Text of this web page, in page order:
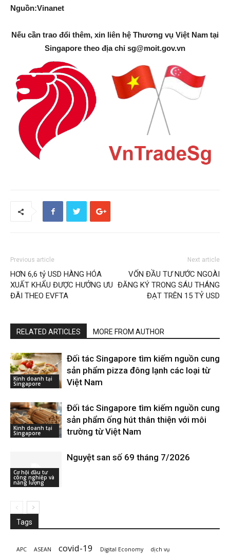
Nguồn:Vinanet
Nếu cần trao đổi thêm, xin liên hệ Thương vụ Việt Nam tại
Singapore theo địa chỉ sg@moit.gov.vn
Previous article
HƠN 6,6 tỷ USD HÀNG HÓA
XUẤT KHẨU ĐƯỢC HƯỞNG ƯU
ĐÃI THEO EVFTA
Next article
VỐN ĐẦU TƯ NƯỚC NGOÀI
ĐĂNG KÝ TRONG SÁU THÁNG
ĐẠT TRÊN 15 TỶ USD
RELATED ARTICLES MORE FROM AUTHOR
Kinh doanh tại
Singapore
Đối tác Singapore tìm kiếm nguồn cung
sản phẩm pizza đông lạnh các loại từ
Việt Nam
Kinh doanh tại
Singapore
Đối tác Singapore tìm kiếm nguồn cung
sản phẩm ống hút thân thiện với môi
trường từ Việt Nam
Cơ hội đầu tư
công nghiệp và
năng lượng
Nguyệt san số 69 tháng 7/2026
Tags
APC ASEAN covid-19 Digital Economy dịch vụ